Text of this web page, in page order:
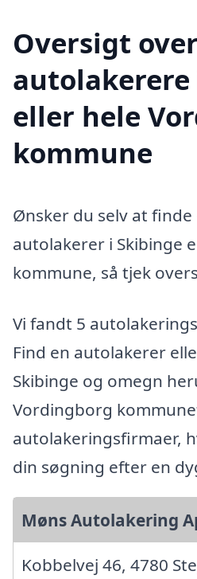
Oversigt over
autolakerere
eller hele
kommune
Ønsker du selv at finde
autolakerer i Skibinge
kommune, så tjek
Vi fandt 5
Find en autolakerer
Skibinge og omegn
Vordingborg
autolakeringsfirmaer,
din søgning efter en
Møns Autolakering
Kobbelvej 46, 4780